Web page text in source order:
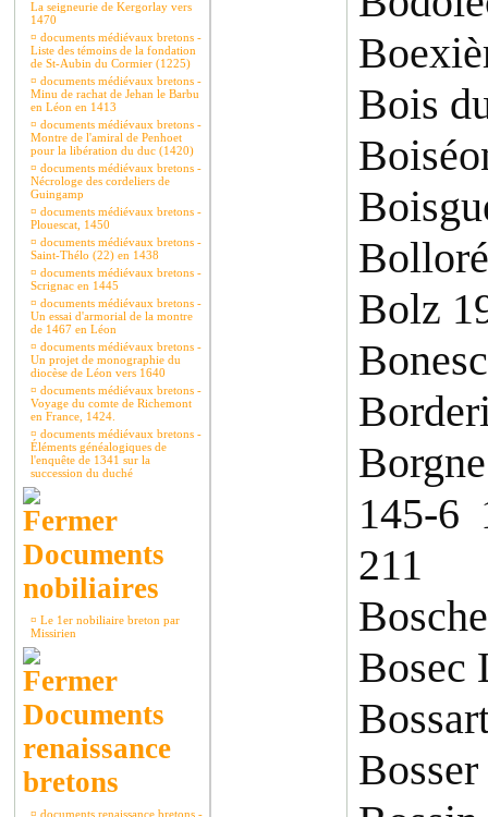
La seigneurie de Kergorlay vers
1470
¤ documents médiévaux bretons -
Liste des témoins de la fondation
de St-Aubin du Cormier (1225)
¤ documents médiévaux bretons -
Minu de rachat de Jehan le Barbu
en Léon en 1413
¤ documents médiévaux bretons -
Montre de l'amiral de Penhoet
pour la libération du duc (1420)
¤ documents médiévaux bretons -
Nécrologe des cordeliers de
Guingamp
¤ documents médiévaux bretons -
Plouescat, 1450
¤ documents médiévaux bretons -
Saint-Thélo (22) en 1438
¤ documents médiévaux bretons -
Scrignac en 1445
¤ documents médiévaux bretons -
Un essai d'armorial de la montre
de 1467 en Léon
¤ documents médiévaux bretons -
Un projet de monographie du
diocèse de Léon vers 1640
¤ documents médiévaux bretons -
Voyage du comte de Richemont
en France, 1424.
¤ documents médiévaux bretons -
Éléments généalogiques de
l'enquête de 1341 sur la
succession du duché
Documents
nobiliaires
¤ Le 1er nobiliaire breton par
Missirien
Documents
renaissance
bretons
¤ documents renaissance bretons -
Bois
Bolz
145-6
211
Bosec